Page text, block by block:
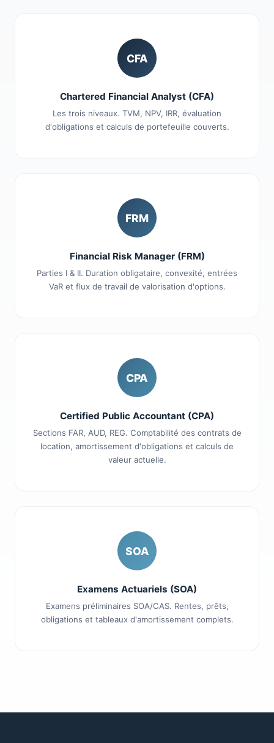
CFA
Chartered Financial Analyst (CFA)
Les trois niveaux. TVM, NPV, IRR, évaluation
d'obligations et calculs de portefeuille couverts.
FRM
Financial Risk Manager (FRM)
Parties I & II. Duration obligataire, convexité, entrées
VaR et flux de travail de valorisation d'options.
CPA
Certified Public Accountant (CPA)
Sections FAR, AUD, REG. Comptabilité des contrats de
location, amortissement d'obligations et calculs de
valeur actuelle.
SOA
Examens Actuariels (SOA)
Examens préliminaires SOA/CAS. Rentes, prêts,
obligations et tableaux d'amortissement complets.